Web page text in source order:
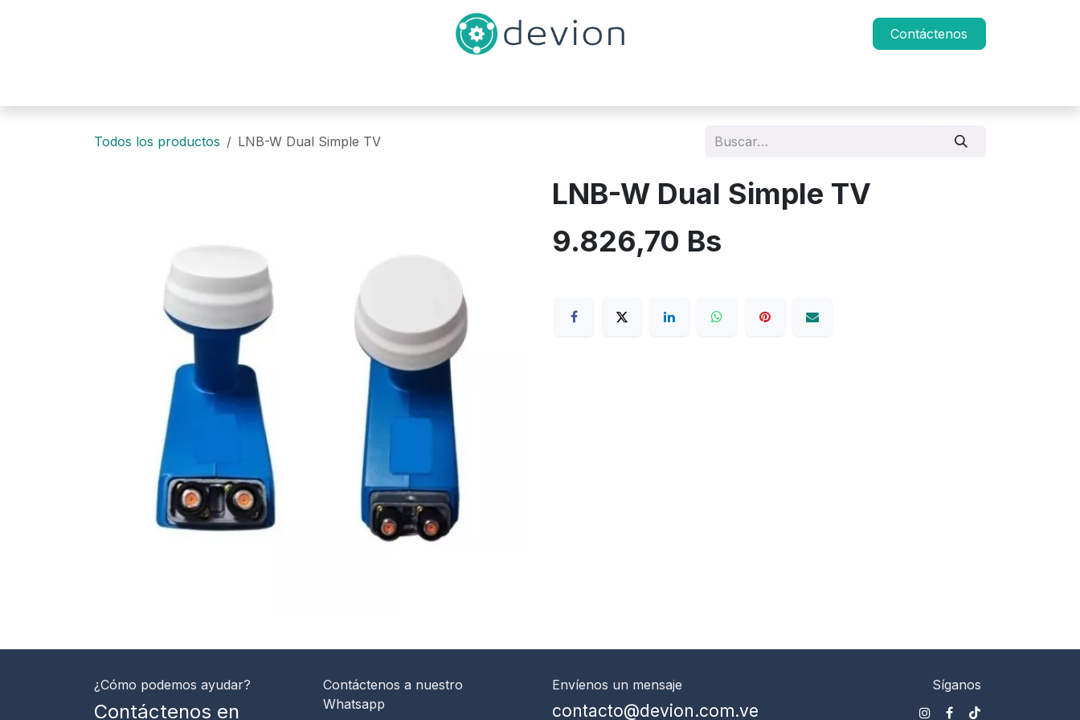
Contáctenos
Todos los productos LNB-W Dual Simple TV
LNB-W Dual Simple TV
9.826,70 Bs
¿Cómo podemos ayudar?
Contáctenos en
Contáctenos a nuestro
Whatsapp
Envíenos un mensaje
contacto@devion.com.ve
Síganos